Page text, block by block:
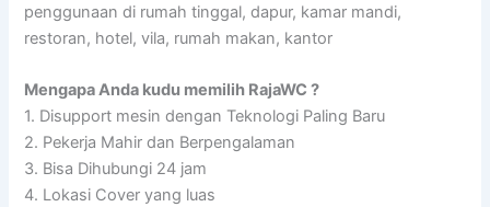
penggunaan di rumah tinggal, dapur, kamar mandi,
restoran, hotel, vila, rumah makan, kantor
Mengapa Anda kudu memilih RajaWC ?
1. Disupport mesin dengan Teknologi Paling Baru
2. Pekerja Mahir dan Berpengalaman
3. Bisa Dihubungi 24 jam
4. Lokasi Cover yang luas